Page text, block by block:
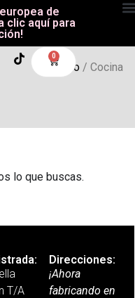
de
clic aquí para
0
Inicio/ Cocina
lo que buscas.
T/A
Direcciones:
¡Ahora
fabricando en